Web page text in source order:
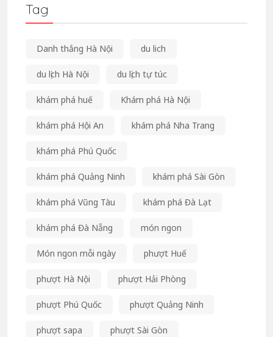
Tag
Danh thắng Hà Nội du lich
du lịch Hà Nội du lịch tự túc
khám phá huế Khám phá Hà Nội
khám phá Hội An khám phá Nha Trang
khám phá Phú Quốc
khám phá Quảng Ninh khám phá Sài Gòn
khám phá Vũng Tàu khám phá Đà Lạt
khám phá Đà Nẵng món ngon
Món ngon mỗi ngày phượt Huế
phượt Hà Nội phượt Hải Phòng
phượt Phú Quốc phượt Quảng Ninh
phượt sapa phượt Sài Gòn